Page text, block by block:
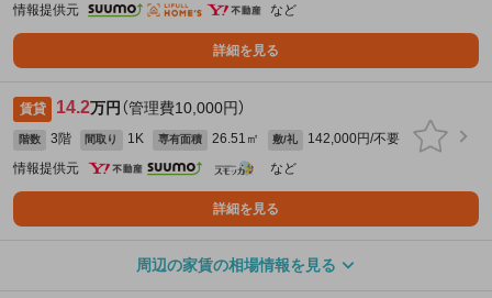
情報提供元
など
詳細を見る
賃貸 14.2万円 （管理費10,000円）
階数 3階 間取り 1K 専有面積 26.51㎡ 敷/礼
142,000円/不要
情報提供元
など
詳細を見る
周辺の家賃の相場情報を見る